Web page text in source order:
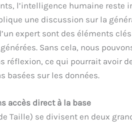
l’intelligence humaine reste
une discussion sur la
expert sont des éléments
Sans cela, nous
réflexion, ce qui pourrait avoir
basées sur les données.
accès direct à la base
Taille) se divisent en deux